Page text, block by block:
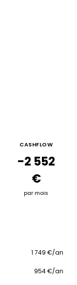
CASHFLOW
-2 552
€
par mois
1 749 €/an
954 €/an